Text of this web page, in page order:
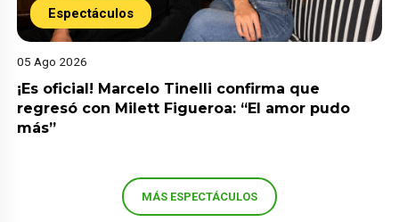
Espectáculos
05 Ago 2026
¡Es oficial! Marcelo Tinelli confirma que
regresó con Milett Figueroa: “El amor pudo
más”
MÁS ESPECTÁCULOS